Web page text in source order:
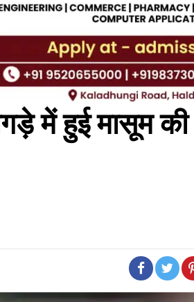
में हुई मासूम की